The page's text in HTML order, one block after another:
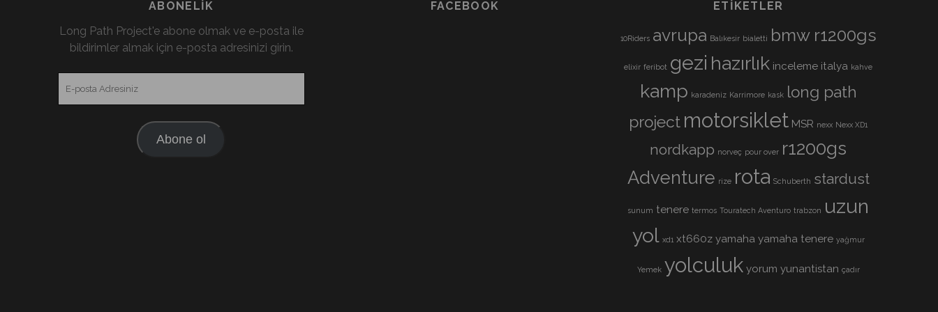
ABONELIK
Long Path Project'e abone olmak ve e-posta ile
bildirimler almak için e-posta adresinizi girin.
posta
Abone ol
FACEBOOK ETIKETLER
10Riders avrupa Balıkesir bialetti bmw r1200gs
elixir feribot gezi hazırlık inceleme italya kahve
kamp karadeniz Karrimore kask long path
project motorsiklet MSR nexx Nexx XD1
nordkapp norveç pour over r1200gs
Adventure rize rota Schuberth stardust
sunum tenere termos Touratech Aventuro trabzon uzun
yol xd1 xt660z yamaha yamaha tenere yağmur
Yemek yolculuk yorum yunantistan çadır